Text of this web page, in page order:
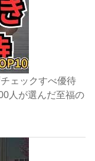
ェックすべ優待
人が選んだ至福の